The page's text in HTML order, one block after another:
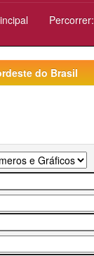
Percorrer:
do Brasil